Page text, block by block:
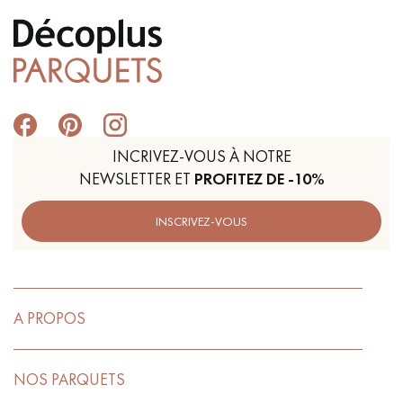
INCRIVEZ-VOUS À NOTRE
NEWSLETTER ET PROFITEZ DE -10%
INSCRIVEZ-VOUS
A PROPOS
NOS PARQUETS